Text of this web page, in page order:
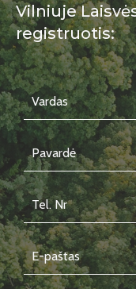
Vilniuje
registruotis: